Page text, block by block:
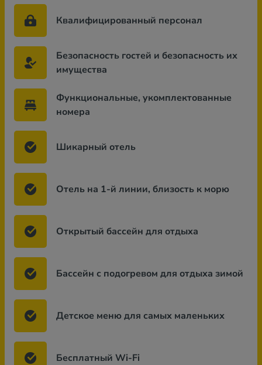
Квалифицированный персонал
Безопасность гостей и безопасность их
имущества
Функциональные, укомплектованные
номера
Шикарный отель
Отель на 1-й линии, близость к морю
Открытый бассейн для отдыха
Бассейн с подогревом для отдыха зимой
Детское меню для самых маленьких
Бесплатный Wi-Fi